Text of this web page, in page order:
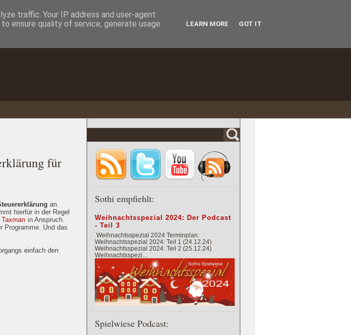
für
an.
hierfür in der Regel
Taxman in Anspruch.
Programme. Und das
einfach den
Sothi empfiehlt:
Weihnachtsspezial 2024: Der Podcast
- Teil 3
Weihnachtsspezial 2024 Terminplan:
Weihnachtsspezial 2024: Teil 1 (24.12.24)
Weihnachtsspezial 2024: Teil 2 (25.12.24)
Weihnachtsspezi...
Spielwiese Podcast:
traffic. Your IP address and user-agent
ensure quality of service, generate usage
LEARN MORE GOT IT